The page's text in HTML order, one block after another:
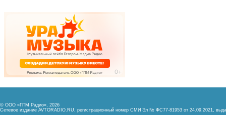
© ООО «ГПМ Радио», 2026
Сетевое издание AVTORADIO.RU, регистрационный номер СМИ Эл № ФС77-81953 от 24.09.2021,